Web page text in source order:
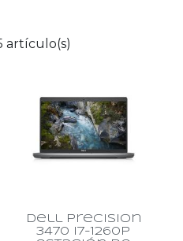
artículo(s)
dell precision
3470 i7-1260p